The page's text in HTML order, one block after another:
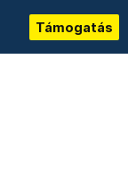
Támogatás